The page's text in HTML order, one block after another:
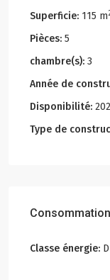
Superficie: 115 m
Pièces: 5
chambre(s): 3
Année de
Disponibilité:
Type de
Classe énergie: D